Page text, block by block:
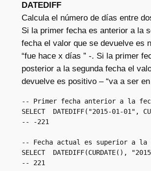
DATEDIFF
Calcula el número de días entre
Si la primer fecha es anterior a la
fecha el valor que se devuelve es
“fue hace x días ” -. Si la primer
posterior a la segunda fecha el
devuelve es positivo – “va a ser
-- Primer fecha anterior a la
SELECT  DATEDIFF("2015-01-01",
-- -221
-- Fecha actual es superior a la
SELECT  DATEDIFF(CURDATE(),
-- 221